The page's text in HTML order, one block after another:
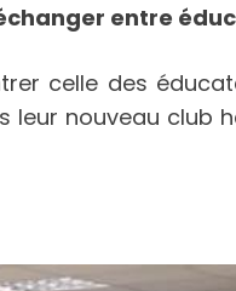
entre
celle des
leur nouveau club